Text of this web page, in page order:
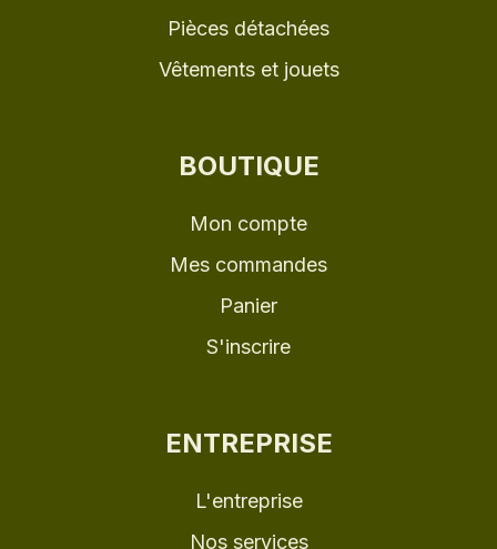
Pièces détachées
Vêtements et jouets
BOUTIQUE
Mon compte
Mes commandes
Panier
S'inscrire
ENTREPRISE
L'entreprise
Nos services